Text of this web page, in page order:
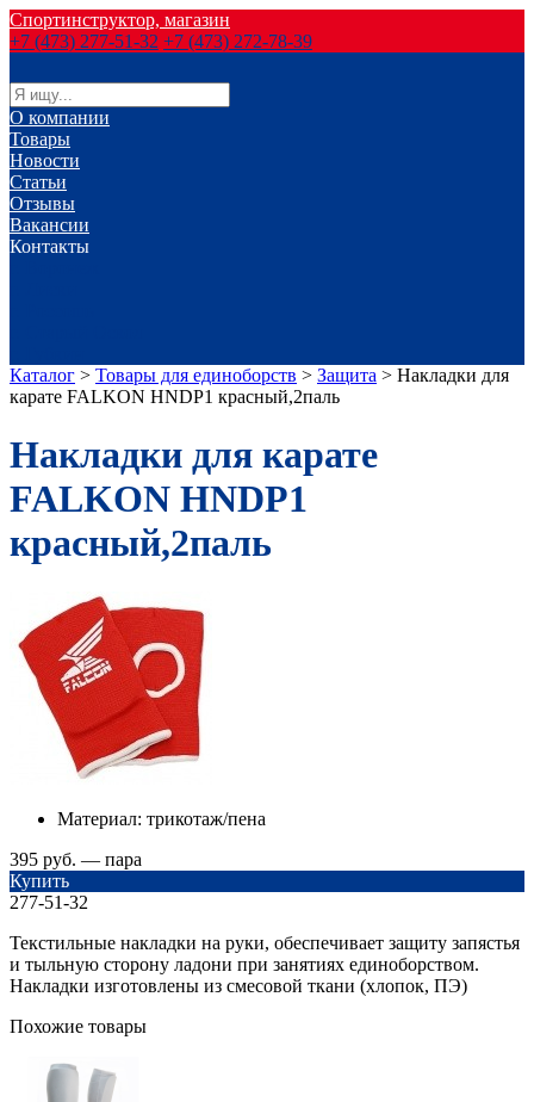
Спортинструктор, магазин
+7 (473) 277-51-32 +7 (473) 272-78-39
О компании
Товары
Новости
Статьи
Отзывы
Вакансии
Контакты
Каталог > Товары для единоборств > Защита > Накладки для
карате FALKON HNDP1 красный,2паль
Накладки для карате
FALKON HNDP1
красный,2паль
Материал: трикотаж/пена
395 руб. — пара
Купить
277-51-32
Текстильные накладки на руки, обеспечивает защиту запястья
и тыльную сторону ладони при занятиях единоборством.
Накладки изготовлены из смесовой ткани (хлопок, ПЭ)
Похожие товары